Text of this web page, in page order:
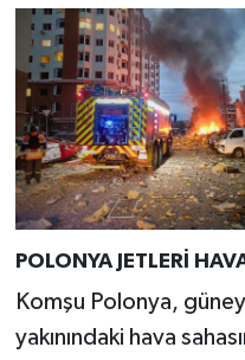
POLONYA JETLERİ
Komşu Polonya,
yakınındaki hava